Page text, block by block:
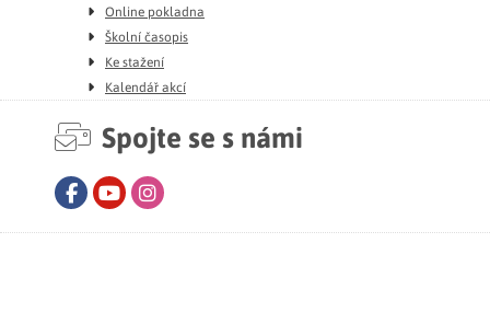
Online pokladna
Školní časopis
Ke stažení
Kalendář akcí
Spojte se s námi
FacebookYoutube